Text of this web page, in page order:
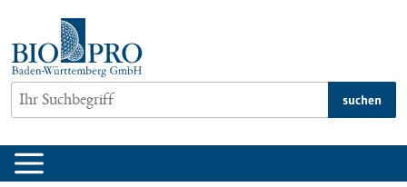
springen
suchen